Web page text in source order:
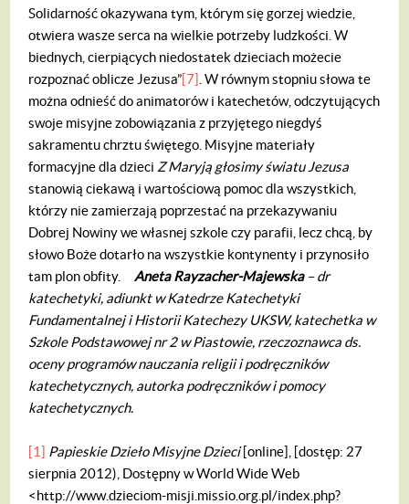
Solidarność okazywana tym, którym się gorzej wiedzie,
otwiera wasze serca na wielkie potrzeby ludzkości. W
biednych, cierpiących niedostatek dzieciach możecie
rozpoznać oblicze Jezusa”[7] . W równym stopniu słowa te
można odnieść do animatorów i katechetów, odczytujących
swoje misyjne zobowiązania z przyjętego niegdyś
sakramentu chrztu świętego. Misyjne materiały
formacyjne dla dzieci Z Maryją głosimy światu Jezusa
stanowią ciekawą i wartościową pomoc dla wszystkich,
którzy nie zamierzają poprzestać na przekazywaniu
Dobrej Nowiny we własnej szkole czy parafii, lecz chcą, by
słowo Boże dotarło na wszystkie kontynenty i przynosiło
tam plon obfity.
Aneta Rayzacher-Majewska– dr
katechetyki, adiunkt w Katedrze Katechetyki
Fundamentalnej i Historii Katechezy UKSW, katechetka w
Szkole Podstawowej nr 2 w Piastowie, rzeczoznawca ds.
oceny programów nauczania religii i podręczników
katechetycznych, autorka podręczników i pomocy
katechetycznych.
[1] Papieskie Dzieło Misyjne Dzieci[online], [dostęp: 27
sierpnia 2012), Dostępny w World Wide Web
<http://www.dzieciom-misji.missio.org.pl/index.php?